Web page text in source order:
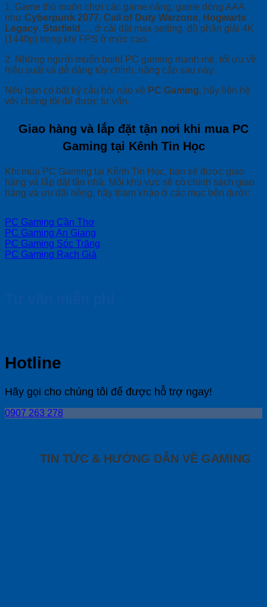
1. Game thủ muốn chơi các game nặng, game dòng AAA
như Cyberpunk 2077, Call of Duty Warzone, Hogwarts
Legacy, Starfield ,… ở cài đặt max setting, độ phân giải 4K
(1440p) trong khi FPS ở mức cao.
2. Những người muốn build PC gaming mạnh mẽ, tối ưu về
hiệu suất và dễ dàng tùy chỉnh, nâng cấp sau này.
Nếu bạn có bất kỳ câu hỏi nào về PC Gaming, hãy liên hệ
với chúng tôi để được tư vấn.
Giao hàng và lắp đặt tận nơi khi mua PC
Gaming tại Kênh Tin Học
Khi mua PC Gaming tại Kênh Tin Học, bạn sẽ được giao
hàng và lắp đặt tận nhà. Mỗi khu vực sẽ có chính sách giao
hàng và ưu đãi riêng, hãy tham khảo ở các mục bên dưới:
PC Gaming Cần Thơ
PC Gaming An Giang
PC Gaming Sóc Trăng
PC Gaming Rạch Giá
Hotline
Hãy gọi cho chúng tôi để được hỗ trợ ngay!
0907 263 278
TIN TỨC & HƯỚNG DẪN VỀ GAMING